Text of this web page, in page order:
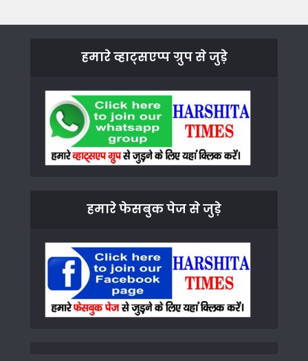
हमारे व्हाट्सएप्प ग्रुप से जुड़े
हमारे फेसबुक पेज से जुड़े